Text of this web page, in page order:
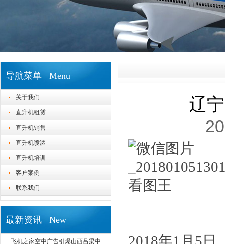
导航菜单 Menu
关于我们
直升机租赁
直升机销售
直升机喷洒
直升机培训
客户案例
联系我们
最新资讯 New
飞机之家空中广告引爆山西吕梁中...
辽